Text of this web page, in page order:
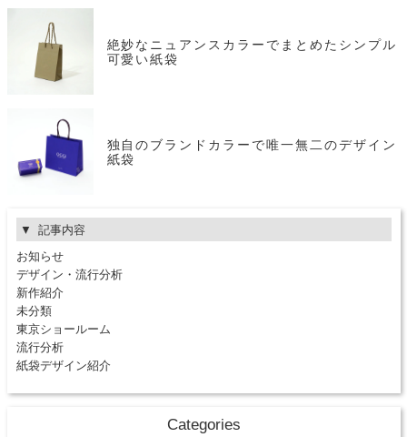
絶妙なニュアンスカラーでまとめたシンプル
可愛い紙袋
独自のブランドカラーで唯一無二のデザイン
紙袋
記事内容
お知らせ
デザイン・流行分析
新作紹介
未分類
東京ショールーム
流行分析
紙袋デザイン紹介
Categories